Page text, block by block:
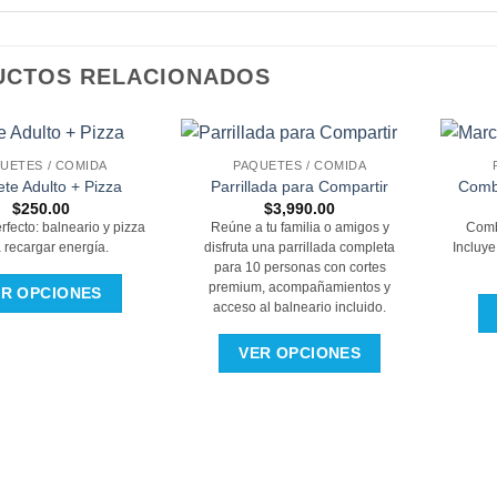
RELACIONADOS
/ COMIDA
Adulto + Pizza
$250.00
balneario y pizza
recargar energía.
OPCIONES
PAQUETES / COMIDA
Parrillada para Compartir
$3,990.00
Reúne a tu familia o amigos y
disfruta una parrillada completa
para 10 personas con cortes
premium, acompañamientos y
acceso al balneario incluido.
VER OPCIONES